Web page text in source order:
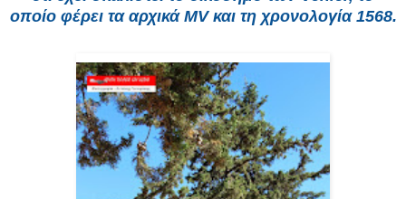
οποίο φέρει τα αρχικά MV και τη χρονολογία 1568.